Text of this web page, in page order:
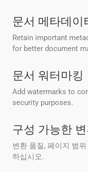
문서 메타데이
Retain important
for better document
문서 워터마킹
Add watermarks to
security purposes.
구성 가능한
변환 품질, 페이지 범
하십시오.